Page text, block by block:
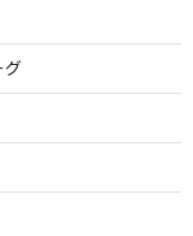
グ